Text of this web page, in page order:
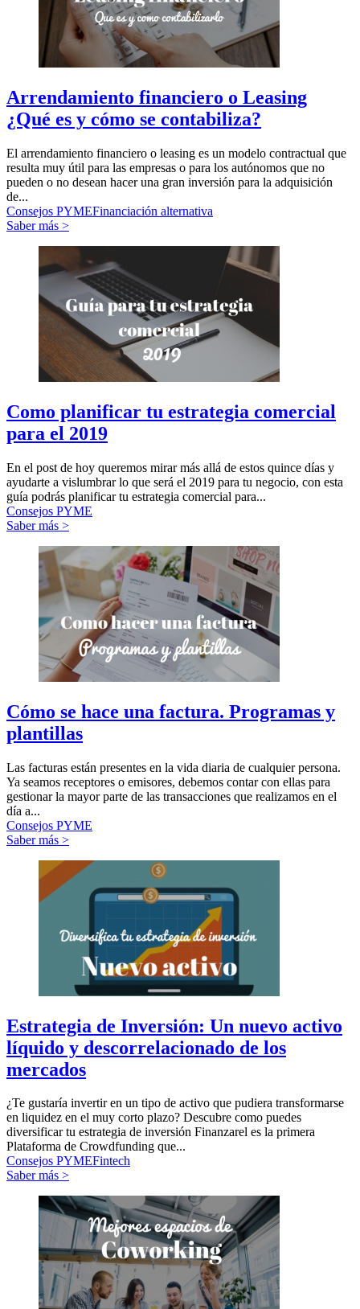
Arrendamiento financiero o Leasing
¿Qué es y cómo se contabiliza?
El arrendamiento financiero o leasing es un modelo contractual que
resulta muy útil para las empresas o para los autónomos que no
pueden o no desean hacer una gran inversión para la adquisición
de...
Consejos PYMEFinanciación alternativa
Saber más >
Como planificar tu estrategia comercial
para el 2019
En el post de hoy queremos mirar más allá de estos quince días y
ayudarte a vislumbrar lo que será el 2019 para tu negocio, con esta
guía podrás planificar tu estrategia comercial para...
Consejos PYME
Saber más >
Cómo se hace una factura. Programas y
plantillas
Las facturas están presentes en la vida diaria de cualquier persona.
Ya seamos receptores o emisores, debemos contar con ellas para
gestionar la mayor parte de las transacciones que realizamos en el
día a...
Consejos PYME
Saber más >
Estrategia de Inversión: Un nuevo activo
líquido y descorrelacionado de los
mercados
¿Te gustaría invertir en un tipo de activo que pudiera transformarse
en liquidez en el muy corto plazo? Descubre como puedes
diversificar tu estrategia de inversión Finanzarel es la primera
Plataforma de Crowdfunding que...
Consejos PYMEFintech
Saber más >